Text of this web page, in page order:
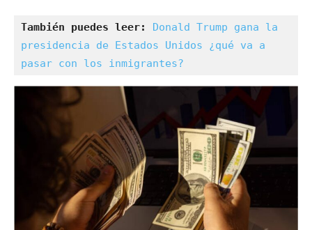
También puedes leer:
Donald Trump gana la
presidencia de Estados Unidos ¿qué va a
pasar con los inmigrantes?